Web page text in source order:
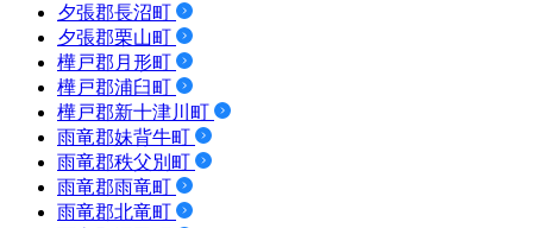
夕張郡長沼町
夕張郡栗山町
樺戸郡月形町
樺戸郡浦臼町
樺戸郡新十津川町
雨竜郡妹背牛町
雨竜郡秩父別町
雨竜郡雨竜町
雨竜郡北竜町